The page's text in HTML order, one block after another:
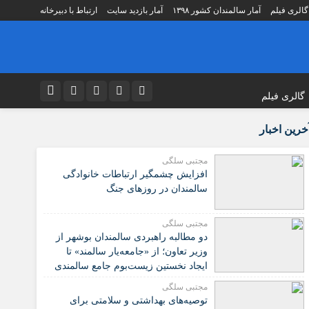
گالری فیلم آمار سالمندان کشور ۱۳۹۸ آمار بازدید سایت ارتباط با دبیرخانه
گالری فیلم
توییتر
آپارات
اپلیکیشن
مؤسسات مردم نهاد
لیست بنیادهای فرزانگان کشور
لیست مراکز تشخیصی درمانی
مراکز نگهداری سالمندان استان تهران
مراکز نگهداری سالمندان تهران
لیست پزشکان اورتو پدی
مراکز سالمندان به تفکیک استانها
آخرین اخبار
مجتبی سلگی
افزایش چشمگیر ارتباطات خانوادگی
سالمندان در روزهای جنگ
مجتبی سلگی
دو مطالبه راهبردی سالمندان بوشهر از
وزیر تعاون؛ از «جامعه‌یار سالمند» تا
ایجاد نخستین زیست‌بوم جامع سالمندی
مجتبی سلگی
️توصیه‌های بهداشتی و سلامتی برای